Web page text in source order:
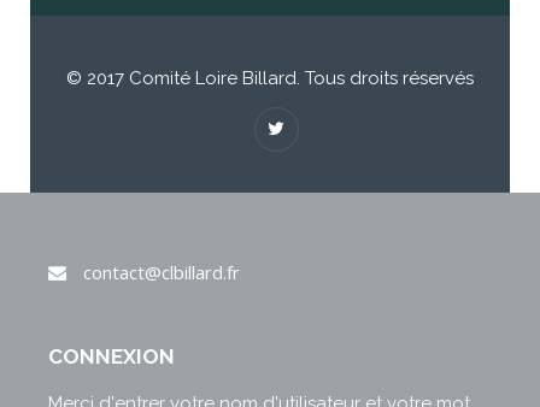
© 2017 Comité Loire Billard. Tous droits réservés
contact@clbillard.fr
CONNEXION